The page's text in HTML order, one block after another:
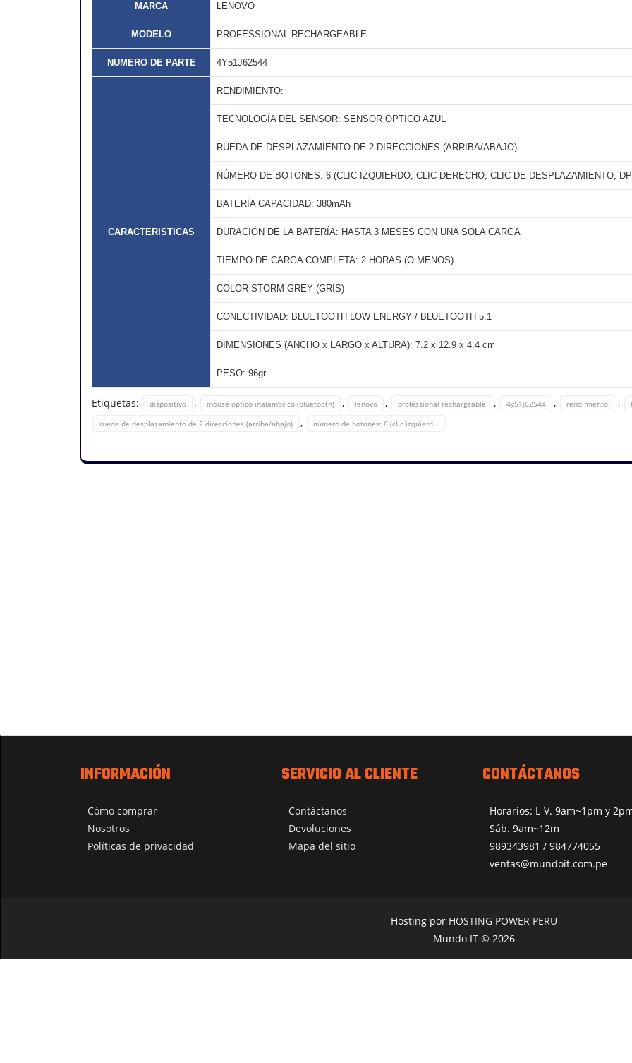
MARCA LENOVO
MODELO PROFESSIONAL RECHARGEABLE
NUMERO DE PARTE 4Y51J62544
CARACTERISTICAS
RENDIMIENTO:
TECNOLOGÍA DEL SENSOR: SENSOR ÓPTICO AZUL
RUEDA DE DESPLAZAMIENTO DE 2 DIRECCIONES (ARRIBA/ABAJO)
NÚMERO DE BOTONES: 6 (CLIC IZQUIERDO, CLIC DERECHO, CLIC DE DESPLAZAMIENTO,
BATERÍA CAPACIDAD: 380mAh
DURACIÓN DE LA BATERÍA: HASTA 3 MESES CON UNA SOLA CARGA
TIEMPO DE CARGA COMPLETA: 2 HORAS (O MENOS)
COLOR STORM GREY (GRIS)
CONECTIVIDAD: BLUETOOTH LOW ENERGY / BLUETOOTH 5.1
DIMENSIONES (ANCHO x LARGO x ALTURA): 7.2 x 12.9 x 4.4 cm
PESO: 96gr
Etiquetas: dispositivo , mouse optico inalambrico (bluetooth) , lenovo , professional rechargeable , 4y51j62544 , rendimiento: ,
rueda de desplazamiento de 2 direcciones (arriba/abajo) , número de botones: 6 (clic izquierd...
INFORMACIÓN
Cómo comprar
Nosotros
Políticas de privacidad
SERVICIO AL CLIENTE
Contáctanos
Devoluciones
Mapa del sitio
CONTÁCTANOS
Horarios: L-V. 9am~1pm y
Sáb. 9am~12m
989343981 / 984774055
ventas@mundoit.com.pe
Hosting por HOSTING POWER PERU
Mundo IT © 2026